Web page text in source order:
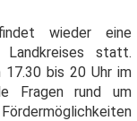
wieder eine
Landkreises statt.
17.30 bis 20 Uhr im
Fragen rund um